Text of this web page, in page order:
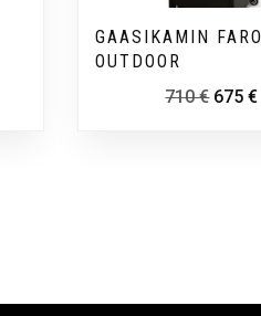
GAASIKAMIN FARO
OUTDOOR
710€ 675€